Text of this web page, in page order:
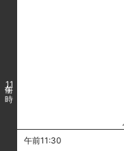
11
午前11:30